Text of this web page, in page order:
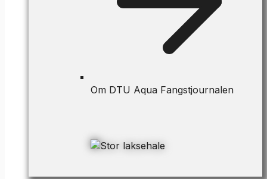
Om DTU Aqua Fangstjournalen